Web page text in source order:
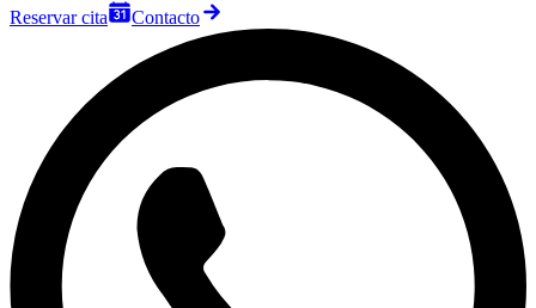
Reservar cita
Contacto